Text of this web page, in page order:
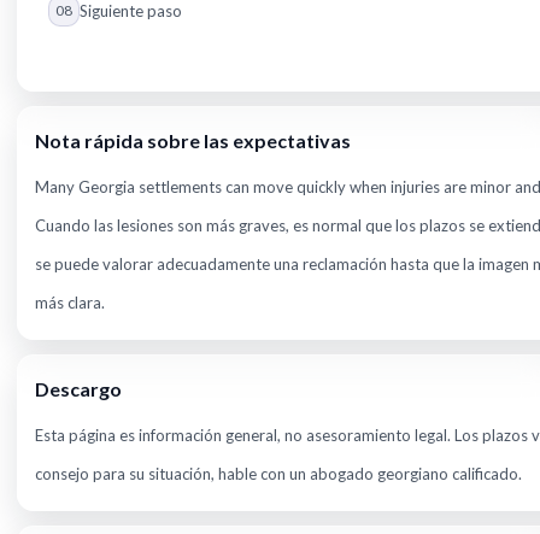
08 Siguiente paso
Nota rápida sobre las expectativas
Many Georgia settlements can move quickly when injuries are minor
Cuando las lesiones son más graves, es normal que los plazos se
se puede valorar adecuadamente una reclamación hasta que la imagen
más clara.
Descargo
Esta página es información general, no asesoramiento legal. Los plazos
consejo para su situación, hable con un abogado georgiano calificado.